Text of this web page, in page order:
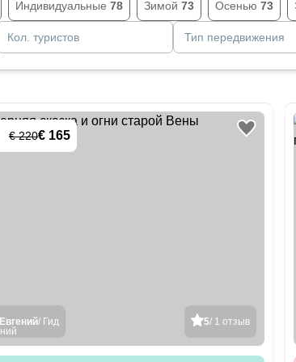
Индивидуальные 78 Зимой 73 Осенью 73
Кол. туристов Тип передвижения
€ 220€ 165
5/ 1 отзыв
Евгений/ Гид